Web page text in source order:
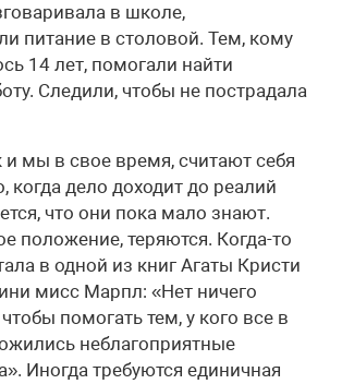
в школе,
питание в столовой. Тем, кому
14 лет, помогали найти
Следили, чтобы не пострадала
и мы в свое время, считают себя
дело доходит до реалий
что они пока мало знают.
положение, теряются. Когда-то
в одной из книг Агаты Кристи
мисс Марпл: «Нет ничего
помогать тем, у кого все в
неблагоприятные
Иногда требуются единичная